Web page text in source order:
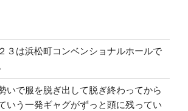
３は浜松町コンベンショナルホールで
いで服を脱ぎ出して脱ぎ終わってから
いう一発ギャグがずっと頭に残ってい